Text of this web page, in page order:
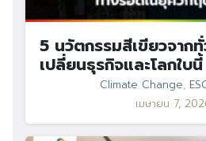
5 นวัตกรรมสีเขียวจาก
เปลี่ยนธุรกิจและโลกใบนี้
Climate Change,
เมษายน 7,